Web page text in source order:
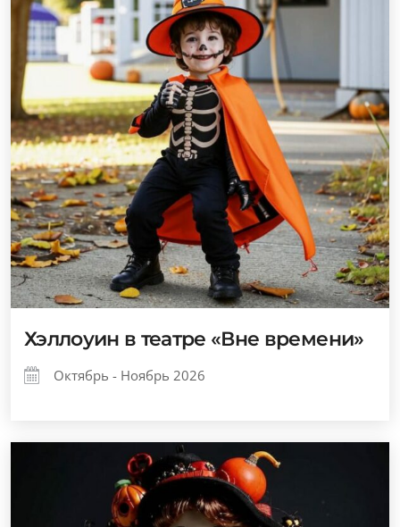
Хэллоуин в театре «Вне времени»
Октябрь - Ноябрь 2026